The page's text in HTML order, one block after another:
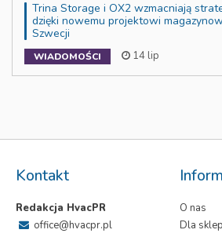
Trina Storage i OX2 wzmacniają
dzięki nowemu projektowi
Szwecji
WIADOMOŚCI 14 lip
Kontakt
Redakcja HvacPR
office@hvacpr.pl
O nas
Dla